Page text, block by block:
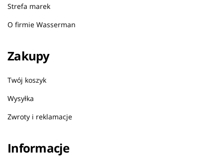
Strefa marek
O firmie Wasserman
Zakupy
Twój koszyk
Wysyłka
Zwroty i reklamacje
Informacje